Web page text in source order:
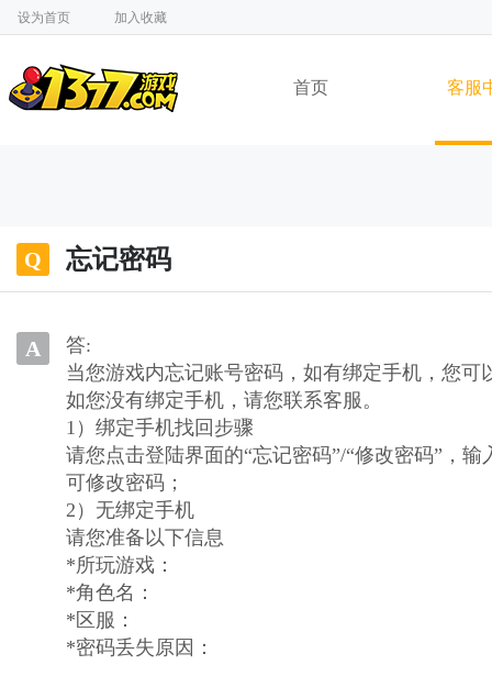
设为首页 加入收藏
首页 客服
Q 忘记密码
A
答:
当您游戏内忘记账号密码，如有绑定手机，您
如您没有绑定手机，请您联系客服。
1）绑定手机找回步骤
请您点击登陆界面的“忘记密码”/“修改密码”，
可修改密码；
2）无绑定手机
请您准备以下信息
*所玩游戏：
*角色名：
*区服：
*密码丢失原因：